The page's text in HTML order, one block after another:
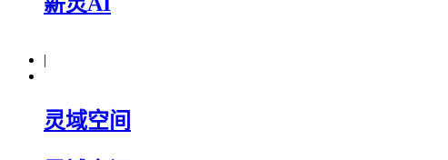
|
灵域空间